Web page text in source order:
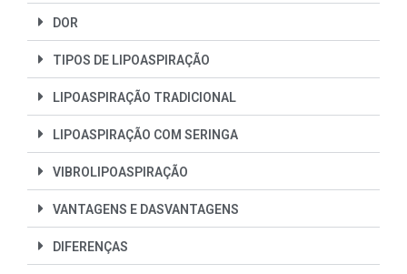
DOR
TIPOS DE LIPOASPIRAÇÃO
LIPOASPIRAÇÃO TRADICIONAL
LIPOASPIRAÇÃO COM SERINGA
VIBROLIPOASPIRAÇÃO
VANTAGENS E DASVANTAGENS
DIFERENÇAS